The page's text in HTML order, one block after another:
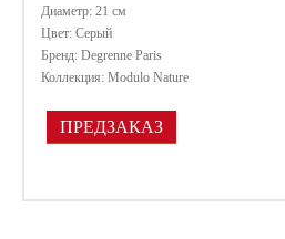
Диаметр: 21 см
Цвет: Серый
Бренд: Degrenne Paris
Коллекция: Modulo Nature
ПРЕДЗАКАЗ